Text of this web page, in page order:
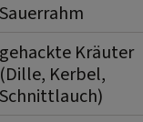
Sauerrahm
gehackte Kräuter
(Dille, Kerbel,
Schnittlauch)